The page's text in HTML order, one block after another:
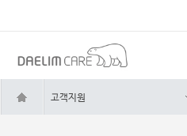
고객지원